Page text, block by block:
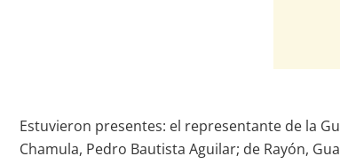
Estuvieron presentes: el representante de la
Chamula, Pedro Bautista Aguilar; de Rayón,